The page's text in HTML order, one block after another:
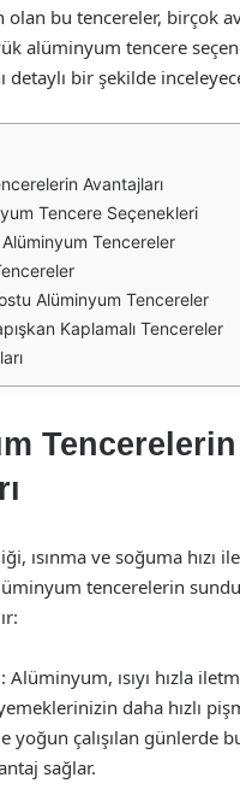
bu tencereler, birçok
alüminyum tencere
detaylı bir şekilde
Avantajları
Tencere Seçenekleri
Alüminyum Tencereler
Alüminyum Tencereler
Kaplamalı Tencereler
Tencerelerin
ısınma ve soğuma hızı
tencerelerin
: Alüminyum, ısıyı hızla
daha hızlı
yoğun çalışılan günlerde
sağlar.